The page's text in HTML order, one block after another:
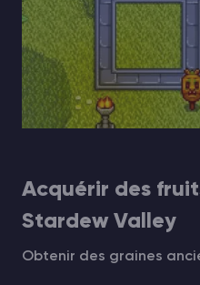
Acquérir des
Stardew Valley
Obtenir des graines